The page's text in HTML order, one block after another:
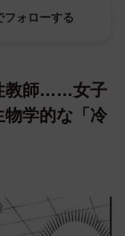
フォローする
教師……女子
学的な「冷